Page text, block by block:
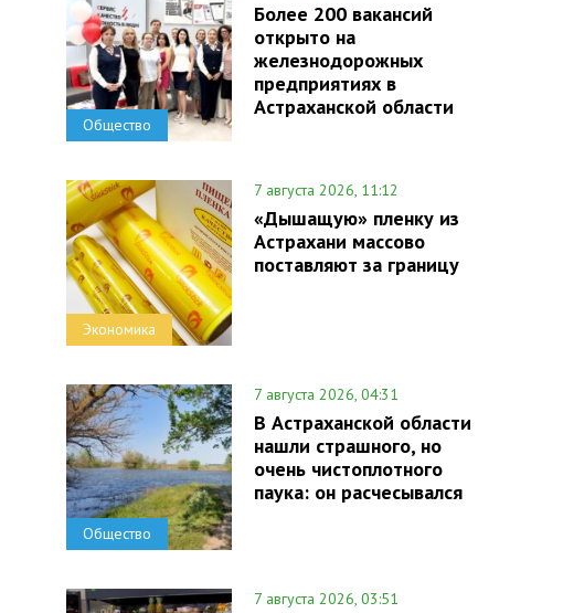
Общество
Более 200 вакансий
открыто на
железнодорожных
предприятиях в
Астраханской области
Экономика
7 августа 2026, 11:12
«Дышащую» пленку из
Астрахани массово
поставляют за границу
Общество
7 августа 2026, 04:31
В Астраханской области
нашли страшного, но
очень чистоплотного
паука: он расчесывался
7 августа 2026, 03:51